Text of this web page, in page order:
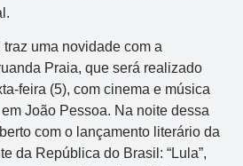
uma novidade com a
Praia, que será realizado
feira (5), com cinema e música
João Pessoa. Na noite dessa
com o lançamento literário da
da República do Brasil: “Lula”,